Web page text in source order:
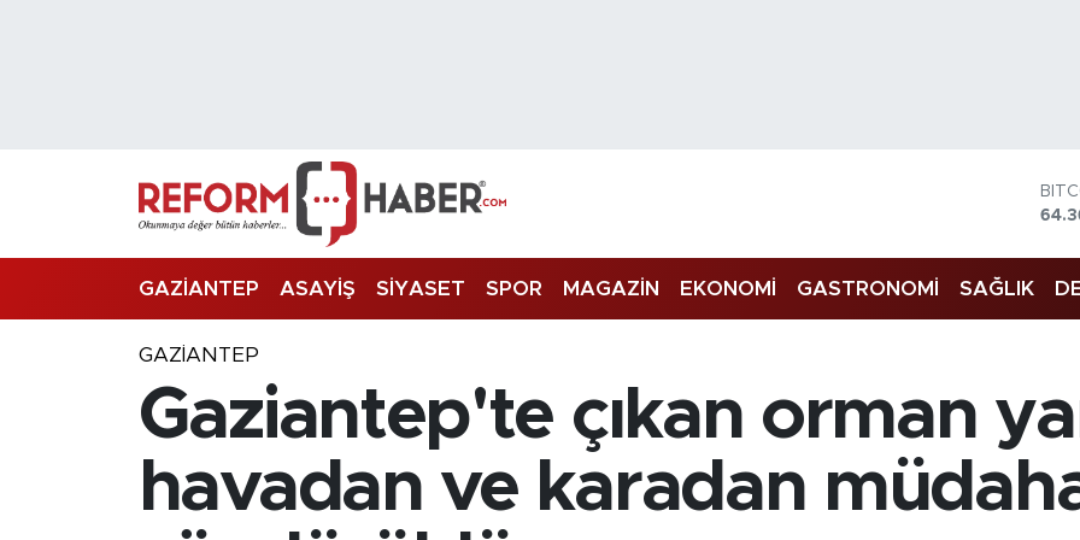
GAZİANTEP ASAYİŞ SİYASET SPOR MAGAZİN EKONOMİ GASTRONOMİ SAĞLIK
GAZIANTEP
Gaziantep'te çıkan orman
havadan ve karadan
Trafik Durumu
Süper Lig Puan Durumu ve Fikstür
Son Dakika Haberleri
Haber Arşivi